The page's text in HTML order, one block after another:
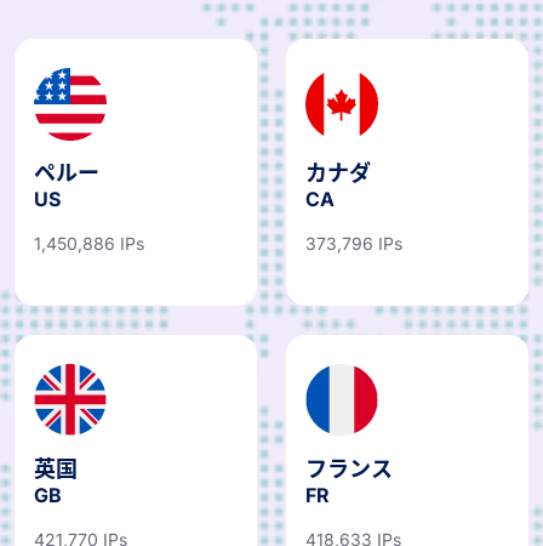
ペルー
US
1,450,886 IPs
カナダ
CA
373,796 IPs
英国
GB
421,770 IPs
フランス
FR
418,633 IPs